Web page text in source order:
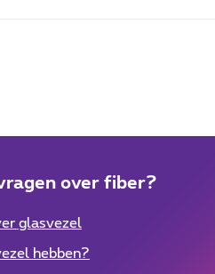
over fiber?
glasvezel
hebben?